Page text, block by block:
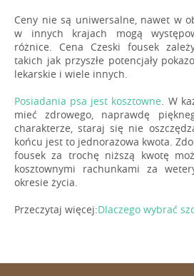
Ceny nie są uniwersalne, nawet w
w innych krajach mogą
różnice. Cena Czeski fousek
takich jak przyszłe potencjały
lekarskie i wiele innych.
Posiadania psa jest kosztowne . W
mieć zdrowego, naprawdę
charakterze, staraj się nie
końcu jest to jednorazowa kwota.
fousek za trochę niższą kwotę
kosztownymi rachunkami za
okresie życia.
Przeczytaj więcej:Dlaczego wybrać